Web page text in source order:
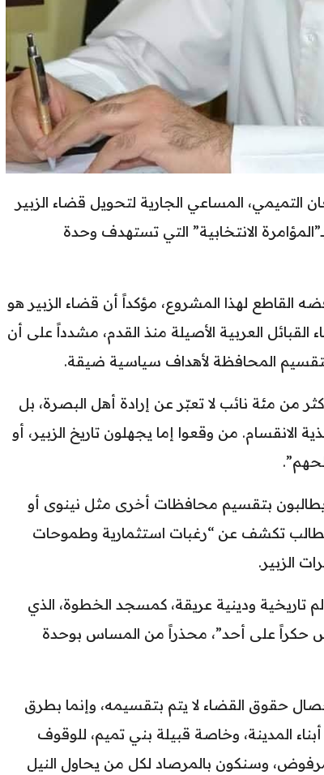
التميمي، المساعي الجارية لتحويل قضاء الزبير
الانتخابية” التي تستهدف وحدة
القاطع لهذا المشروع، مؤكداً أن قضاء الزبير هو
القبائل العربية الأصيلة منذ القدم، مشدداً على أن
المحافظة لأهداف سياسية ضيقة.
من مئة نائب لا تعبّر عن إرادة أهل البصرة، بل
الانقسام. من وقعوا إما يجهلون تاريخ الزبير، أو
يطالبون بتقسيم محافظات أخرى مثل نينوى أو
تكشف عن “رغبات استثمارية وطموحات
الزبير.
تاريخية ودينية عريقة، كمسجد الخطوة، الذي
حكراً على أحد”، محذراً من المساس بوحدة
حقوق القضاء لا يتم بتقسيمه، وإنما بطرق
المدينة، وخاصة قبيلة بني تميم، للوقوف
وسنكون بالمرصاد لكل من يحاول النيل